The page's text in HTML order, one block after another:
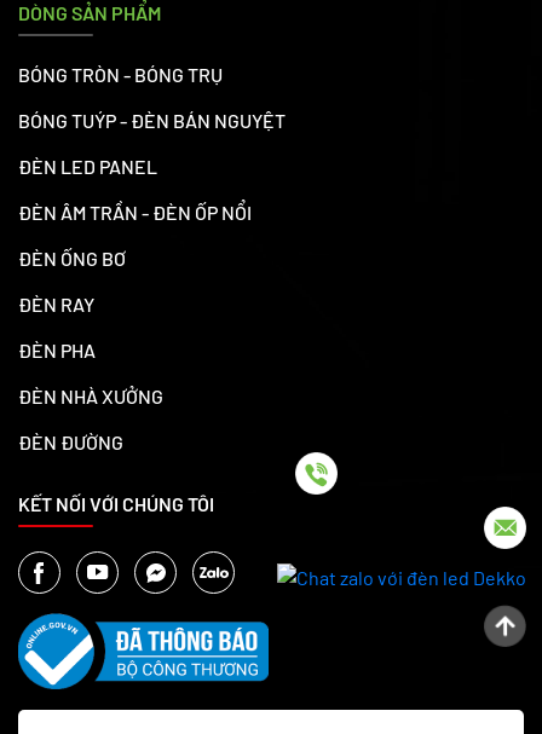
DÒNG SẢN PHẨM
BÓNG TRÒN - BÓNG TRỤ
BÓNG TUÝP - ĐÈN BÁN NGUYỆT
ĐÈN LED PANEL
ĐÈN ÂM TRẦN - ĐÈN ỐP NỔI
ĐÈN ỐNG BƠ
ĐÈN RAY
ĐÈN PHA
ĐÈN NHÀ XƯỞNG
ĐÈN ĐƯỜNG
KẾT NỐI VỚI CHÚNG TÔI